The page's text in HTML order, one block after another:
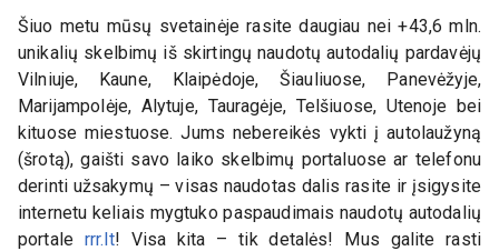
Šiuo metu mūsų svetainėje rasite daugiau nei +43,6 mln.
unikalių skelbimų iš skirtingų naudotų autodalių pardavėjų
Vilniuje, Kaune, Klaipėdoje, Šiauliuose, Panevėžyje,
Marijampolėje, Alytuje, Tauragėje, Telšiuose, Utenoje bei
kituose miestuose. Jums nebereikės vykti į autolaužyną
(šrotą), gaišti savo laiko skelbimų portaluose ar telefonu
derinti užsakymų – visas naudotas dalis rasite ir įsigysite
internetu keliais mygtuko paspaudimais naudotų autodalių
portale rrr.lt! Visa kita – tik detalės! Mus galite rasti